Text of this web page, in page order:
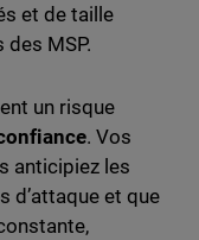
et de taille
MSP.
un risque
. Vos
anticipiez les
d’attaque et que